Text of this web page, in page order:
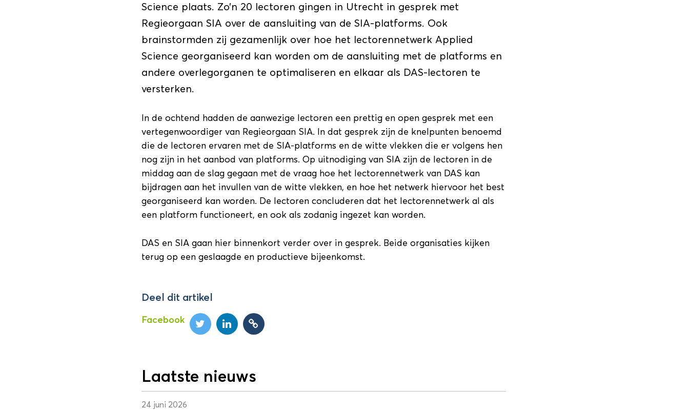
Science plaats. Zo’n 20 lectoren gingen in Utrecht in gesprek met
Regieorgaan SIA over de aansluiting van de SIA-platforms. Ook
brainstormden zij gezamenlijk over hoe het lectorennetwerk Applied
Science georganiseerd kan worden om de aansluiting met de platforms en
andere overlegorganen te optimaliseren en elkaar als DAS-lectoren te
versterken.
In de ochtend hadden de aanwezige lectoren een prettig en open gesprek met een
vertegenwoordiger van Regieorgaan SIA. In dat gesprek zijn de knelpunten benoemd
die de lectoren ervaren met de SIA-platforms en de witte vlekken die er volgens hen
nog zijn in het aanbod van platforms. Op uitnodiging van SIA zijn de lectoren in de
middag aan de slag gegaan met de vraag hoe het lectorennetwerk van DAS kan
bijdragen aan het invullen van de witte vlekken, en hoe het netwerk hiervoor het best
georganiseerd kan worden. De lectoren concluderen dat het lectorennetwerk al als
een platform functioneert, en ook als zodanig ingezet kan worden.
DAS en SIA gaan hier binnenkort verder over in gesprek. Beide organisaties kijken
terug op een geslaagde en productieve bijeenkomst.
Deel dit artikel
Facebook
Laatste nieuws
24 juni 2026